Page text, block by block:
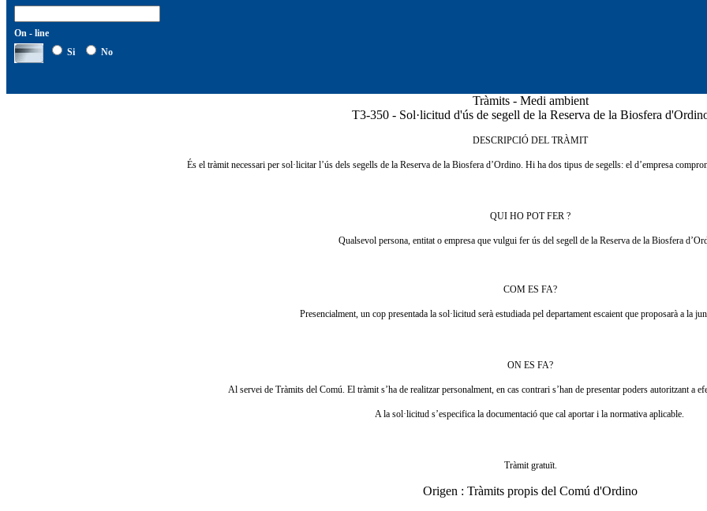
On - line
Si
No
Tràmits - Medi ambient
T3-350 - Sol·licitud d'ús de segell de la Reserva de la Biosfera
DESCRIPCIÓ DEL TRÀMIT
És el tràmit necessari per sol·licitar l’ús dels segells de la Reserva de la Biosfera d’Ordino. Hi ha dos tipus de segells: el d’empresa
QUI HO POT FER ?
Qualsevol persona, entitat o empresa que vulgui fer ús del segell de la Reserva de la Biosfera
COM ES FA?
Presencialment, un cop presentada la sol·licitud serà estudiada pel departament escaient que proposarà a la
ON ES FA?
Al servei de Tràmits del Comú. El tràmit s’ha de realitzar personalment, en cas contrari s’han de presentar poders autoritzant a
A la sol·licitud s’especifica la documentació que cal aportar i la normativa aplicable.
Tràmit gratuït.
Origen : Tràmits propis del Comú d'Ordino